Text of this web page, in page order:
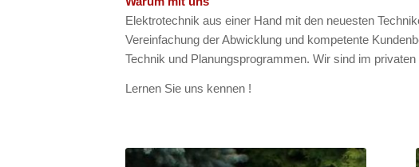
Elektrotechnik aus einer Hand mit den neuesten
Vereinfachung der Abwicklung und kompetente
Technik und Planungsprogrammen. Wir sind im
Lernen Sie uns kennen !